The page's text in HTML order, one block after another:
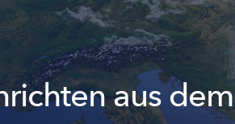
aus dem